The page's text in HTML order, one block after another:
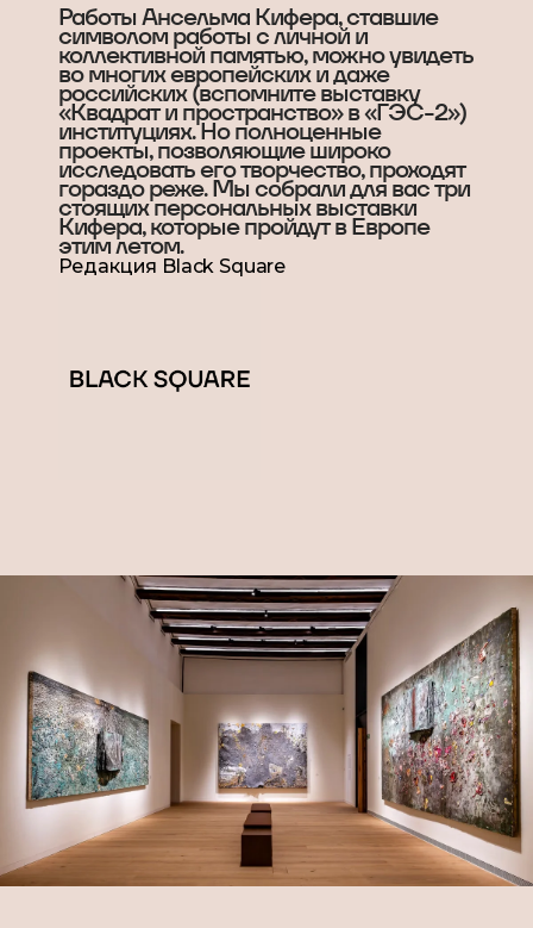
Работы Ансельма Кифера, ставшие
символом работы с личной и
коллективной памятью, можно увидеть
во многих европейских и даже
российских (вспомните выставку
«Квадрат и пространство» в «ГЭС-2»)
институциях. Но полноценные
проекты, позволяющие широко
исследовать его творчество, проходят
гораздо реже. Мы собрали для вас три
стоящих персональных выставки
Кифера, которые пройдут в Европе
этим летом.
Редакция Black Square